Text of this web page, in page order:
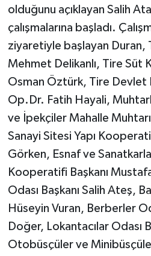
olduğunu açıklayan Salih
çalışmalarına başladı.
ziyaretiyle başlayan Duran,
Mehmet Delikanlı, Tire Süt
Osman Öztürk, Tire Devlet
Op.Dr. Fatih Hayali,
ve İpekçiler Mahalle
Sanayi Sitesi Yapı
Görken, Esnaf ve
Kooperatifi Başkanı
Odası Başkanı Salih Ateş,
Hüseyin Vuran, Berberler
Doğer, Lokantacılar Odası
Otobüsçüler ve